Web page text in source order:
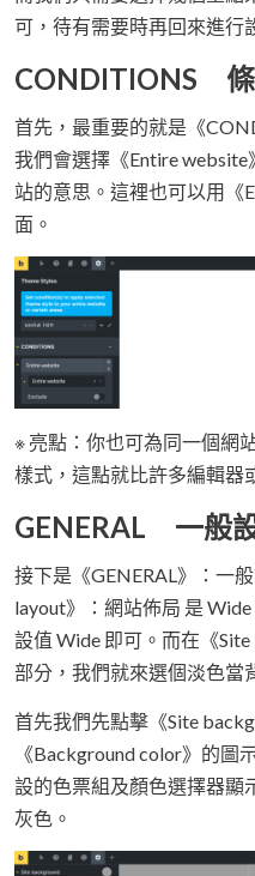
可，待有需要時再回來進行
CONDITIONS
首先，最重要的就是《
我們會選擇《Entire
站的意思。這裡也可以用《
面。
※ 亮點：你也可為同一個網
樣式，這點就比許多編輯器
GENERAL 一般
接下是《GENERAL》：一
layout》：網站佈局 是
設值 Wide 即可。而在《
部分，我們就來選個淡色當
首先我們先點擊《Site
《Background color》的圖
設的色票組及顏色選擇器顯
灰色。